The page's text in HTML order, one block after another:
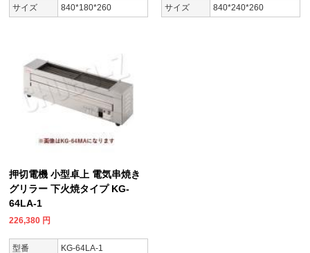
サイズ
840*180*260
サイズ
840*240*260
押切電機 小型卓上 電気串焼き
グリラー 下火焼タイプ KG-
64LA-1
226,380 円
型番 KG-64LA-1